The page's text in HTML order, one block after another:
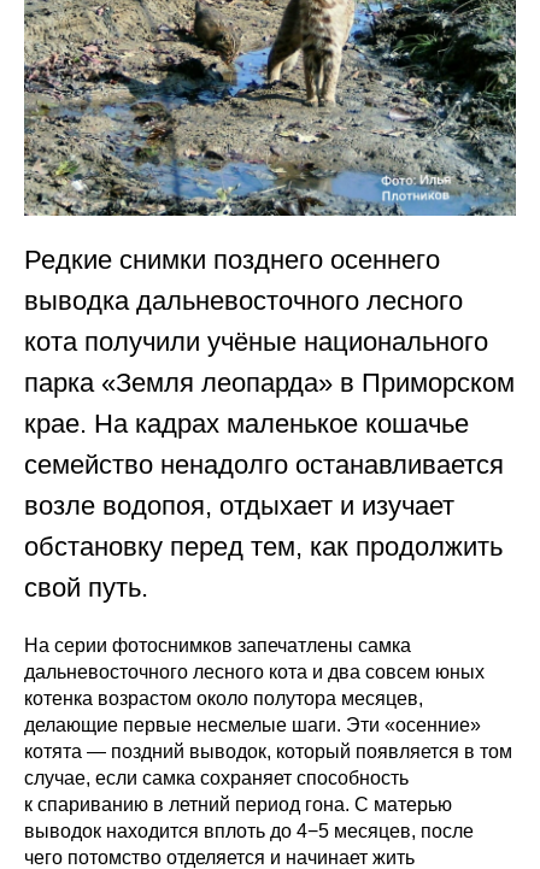
Редкие снимки позднего осеннего
выводка дальневосточного лесного
кота получили учёные национального
парка «Земля леопарда» в Приморском
крае. На кадрах маленькое кошачье
семейство ненадолго останавливается
возле водопоя, отдыхает и изучает
обстановку перед тем, как продолжить
свой путь.
На серии фотоснимков запечатлены самка
дальневосточного лесного кота и два совсем юных
котенка возрастом около полутора месяцев,
делающие первые несмелые шаги. Эти «осенние»
котята — поздний выводок, который появляется в том
случае, если самка сохраняет способность
к спариванию в летний период гона. С матерью
выводок находится вплоть до 4−5 месяцев, после
чего потомство отделяется и начинает жить